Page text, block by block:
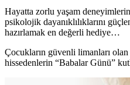
Hayatta zorlu yaşam
psikolojik dayanıklılıklarını
hazırlamak en değerli hediye…
Çocukların güvenli limanları
hissedenlerin “Babalar Günü”